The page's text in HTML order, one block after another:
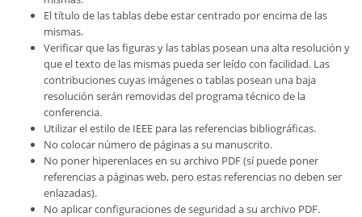
El título de las tablas debe estar centrado por encima de las
mismas.
Verificar que las figuras y las tablas posean una alta resolución y
que el texto de las mismas pueda ser leído con facilidad. Las
contribuciones cuyas imágenes o tablas posean una baja
resolución serán removidas del programa técnico de la
conferencia.
Utilizar el estilo de IEEE para las referencias bibliográficas.
No colocar número de páginas a su manuscrito.
No poner hiperenlaces en su archivo PDF (sí puede poner
referencias a páginas web, pero estas referencias no deben ser
enlazadas).
No aplicar configuraciones de seguridad a su archivo PDF.